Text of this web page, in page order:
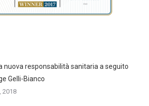
nuova responsabilità sanitaria a seguito
Gelli-Bianco
2018